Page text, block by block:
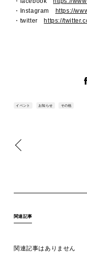
・Instagram
https://
・twitter https://
イベント お知らせ その他
関連記事
関連記事はありません